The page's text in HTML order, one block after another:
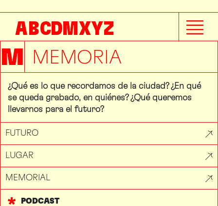
ABCDMXYZ
M MEMORIA
¿Qué es lo que recordamos de la ciudad? ¿En qué
se queda grabado, en quiénes? ¿Qué queremos
llevarnos para el futuro?
PODCAST
FUTURO
LUGAR
MEMORIAL